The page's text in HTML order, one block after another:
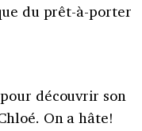
du prêt-à-porter
pour découvrir son
On a hâte!